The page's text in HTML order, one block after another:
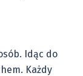
Idąc do
Każdy